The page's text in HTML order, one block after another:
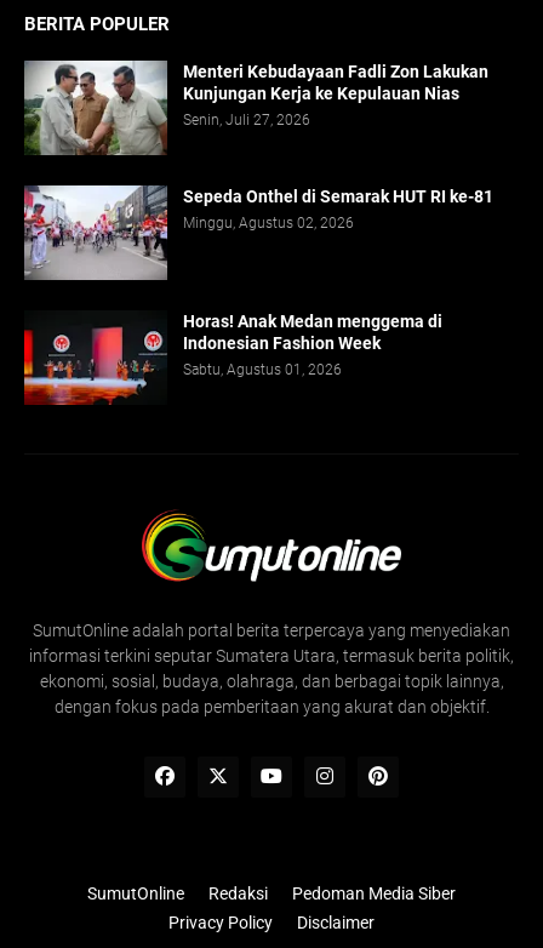
BERITA POPULER
Menteri Kebudayaan Fadli Zon Lakukan
Kunjungan Kerja ke Kepulauan Nias
Senin, Juli 27, 2026
Sepeda Onthel di Semarak HUT RI ke-81
Minggu, Agustus 02, 2026
Horas! Anak Medan menggema di
Indonesian Fashion Week
Sabtu, Agustus 01, 2026
SumutOnline adalah portal berita terpercaya yang menyediakan
informasi terkini seputar Sumatera Utara, termasuk berita politik,
ekonomi, sosial, budaya, olahraga, dan berbagai topik lainnya,
dengan fokus pada pemberitaan yang akurat dan objektif.
SumutOnline Redaksi
Pedoman Media Siber
Privacy Policy
Disclaimer